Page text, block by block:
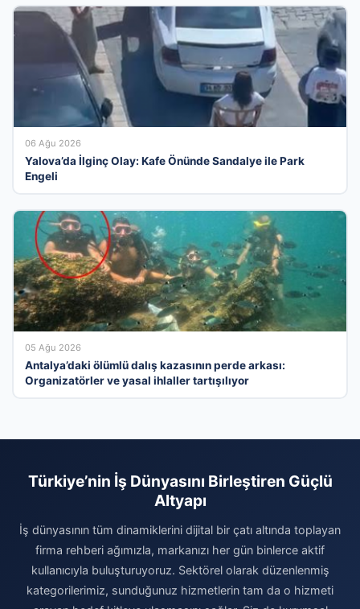
06 Ağu 2026
Yalova’da İlginç Olay: Kafe Önünde Sandalye ile Park
Engeli
05 Ağu 2026
Antalya’daki ölümlü dalış kazasının perde arkası:
Organizatörler ve yasal ihlaller tartışılıyor
Türkiye’nin İş Dünyasını Birleştiren Güçlü
Altyapı
İş dünyasının tüm dinamiklerini dijital bir çatı altında toplayan
firma rehberi ağımızla, markanızı her gün binlerce aktif
kullanıcıyla buluşturuyoruz. Sektörel olarak düzenlenmiş
kategorilerimiz, sunduğunuz hizmetlerin tam da o hizmeti